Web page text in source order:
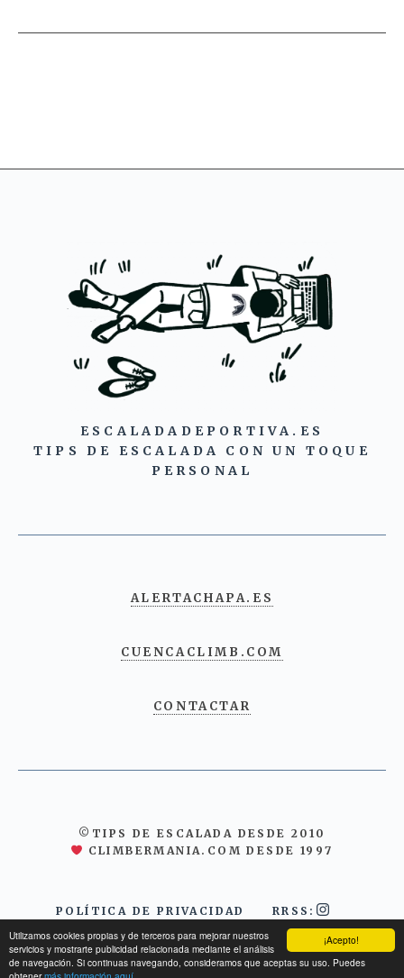
¡Acepto!
Utilizamos cookies propias y de terceros para mejorar nuestros
servicios y mostrarte publicidad relacionada mediante el análisis
de navegación. Si continuas navegando, consideramos que aceptas su uso. Puedes
ESCALADADEPORTIVA.ES
TIPS DE ESCALADA CON UN TOQUE
PERSONAL
ALERTACHAPA.ES
CUENCACLIMB.COM
CONTACTAR
©TIPS DE ESCALADA DESDE 2010
CLIMBERMANIA.COM DESDE 1997
POLÍTICA DE PRIVACIDAD RRSS: